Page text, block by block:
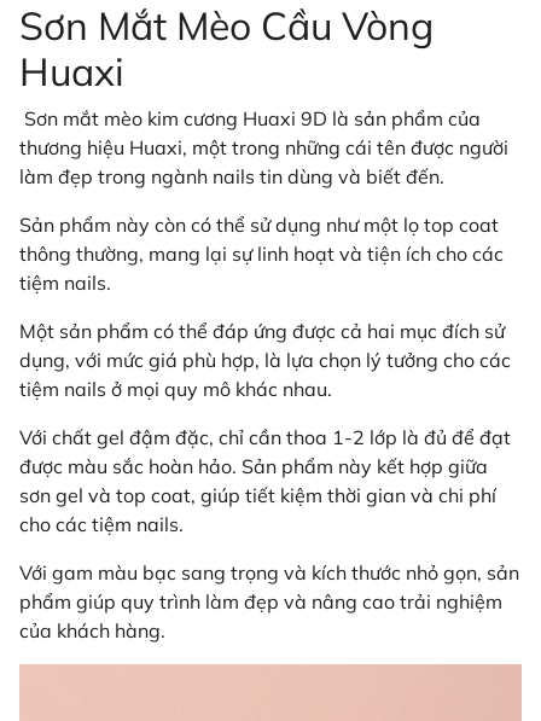
Sơn Mắt Mèo Cầu Vòng
Huaxi
Sơn mắt mèo kim cương Huaxi 9D là sản phẩm của
thương hiệu Huaxi, một trong những cái tên được người
làm đẹp trong ngành nails tin dùng và biết đến.
Sản phẩm này còn có thể sử dụng như một lọ top coat
thông thường, mang lại sự linh hoạt và tiện ích cho các
tiệm nails.
Một sản phẩm có thể đáp ứng được cả hai mục đích sử
dụng, với mức giá phù hợp, là lựa chọn lý tưởng cho các
tiệm nails ở mọi quy mô khác nhau.
Với chất gel đậm đặc, chỉ cần thoa 1-2 lớp là đủ để đạt
được màu sắc hoàn hảo. Sản phẩm này kết hợp giữa
sơn gel và top coat, giúp tiết kiệm thời gian và chi phí
cho các tiệm nails.
Với gam màu bạc sang trọng và kích thước nhỏ gọn, sản
phẩm giúp quy trình làm đẹp và nâng cao trải nghiệm
của khách hàng.